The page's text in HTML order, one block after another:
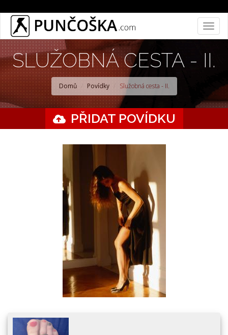
Přejít
hlavnímu
obsahuSLUŽOBNÁ CESTA - II.
Domů Povídky Služobná cesta - II.
PŘIDAT POVÍDKU